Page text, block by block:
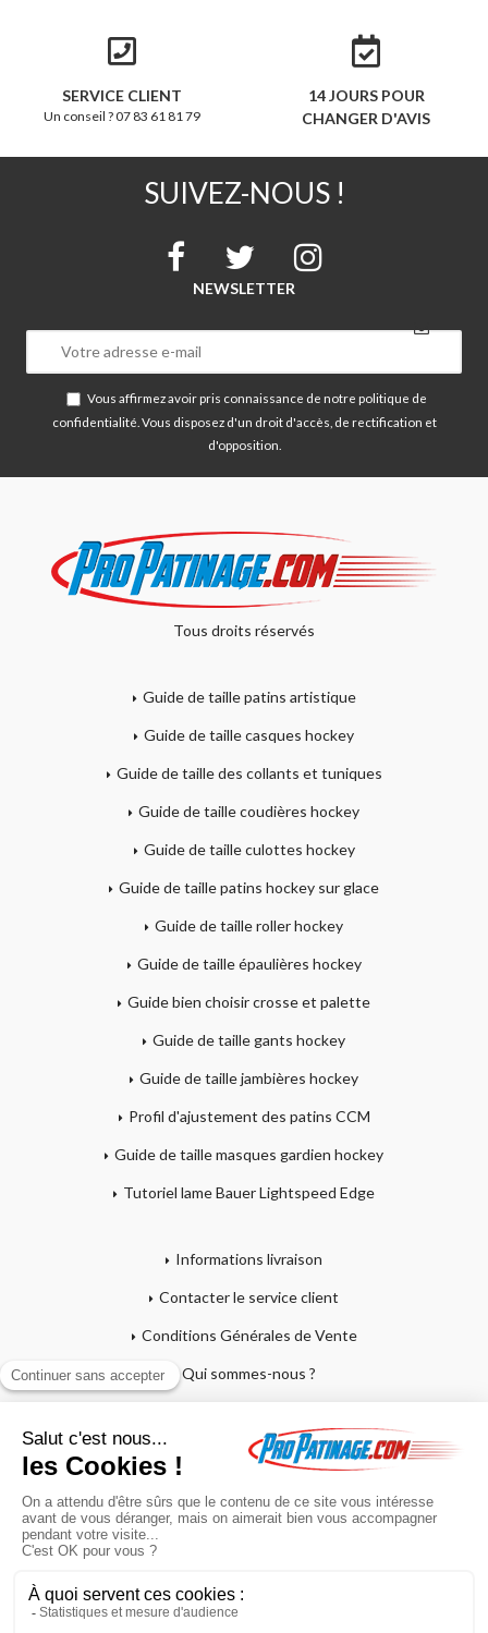
SERVICE CLIENT
Un conseil ? 07 83 61 81 79
14 JOURS POUR
CHANGER D'AVIS
SUIVEZ-NOUS !
NEWSLETTER
Vous affirmez avoir pris connaissance de notre politique de
confidentialité . Vous disposez d'un droit d'accès, de rectification et
d'opposition.
Tous droits réservés
Guide de taille patins artistique
Guide de taille casques hockey
Guide de taille des collants et tuniques
Guide de taille coudières hockey
Guide de taille culottes hockey
Guide de taille patins hockey sur glace
Guide de taille roller hockey
Guide de taille épaulières hockey
Guide bien choisir crosse et palette
Guide de taille gants hockey
Guide de taille jambières hockey
Profil d'ajustement des patins CCM
Guide de taille masques gardien hockey
Tutoriel lame Bauer Lightspeed Edge
Informations livraison
Contacter le service client
Conditions Générales de Vente
Qui sommes-nous ?
Mon compte
Mon panier
Paiement en 4x sans frais